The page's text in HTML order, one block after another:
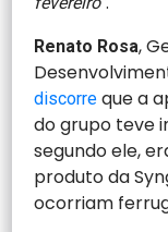
Renato Rosa,
discorre que a
do grupo teve
segundo ele,
produto da
ocorriam